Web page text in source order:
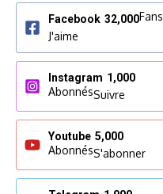
Facebook 32,000Fans
J'aime
Instagram 1,000
AbonnésSuivre
Youtube 5,000
AbonnésS'abonner